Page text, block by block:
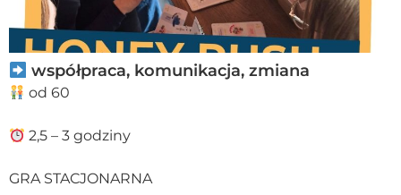
współpraca, komunikacja, zmiana
od 60
2,5 – 3 godziny
GRA STACJONARNA